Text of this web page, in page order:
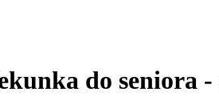
do seniora -